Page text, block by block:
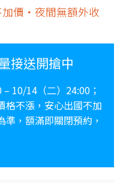
價・夜間無額外收
接送開搶中
– 10/14（二）24:00；
格不漲 ，安心出國不加
準， 額滿即關閉預約 ，